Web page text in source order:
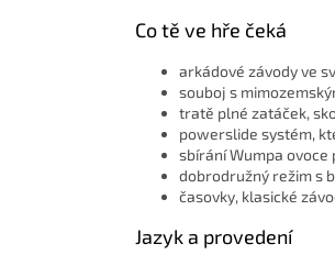
Co tě ve hře čeká
arkádové závody ve
souboj s
tratě plné zatáček,
powerslide systém,
sbírání Wumpa
dobrodružný režim s
časovky, klasické
Jazyk a provedení